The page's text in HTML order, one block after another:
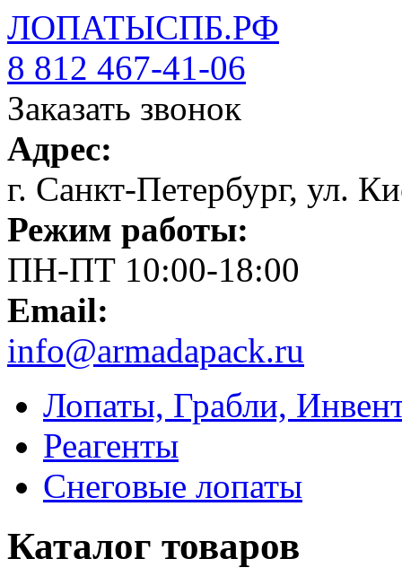
ЛОПАТЫСПБ.РФ
8 812 467-41-06
Заказать звонок
Адрес:
г. Санкт-Петербург, ул.
Режим работы:
ПН-ПТ 10:00-18:00
Email:
info@armadapack.ru
Лопаты, Грабли,
Реагенты
Снеговые лопаты
Каталог товаров